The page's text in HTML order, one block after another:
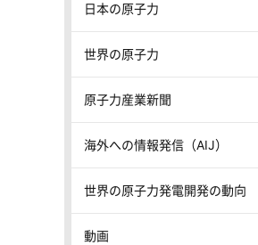
日本の原子力
世界の原子力
原子力産業新聞
海外への情報発信（AIJ）
世界の原子力発電開発の動向
動画